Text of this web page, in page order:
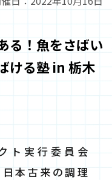
る！魚をさばい
ける塾 in 栃木
ト実行委員会
本古来の調理